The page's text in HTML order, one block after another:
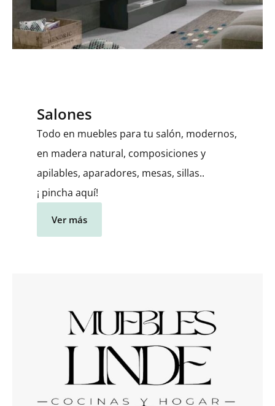
Salones
Todo en muebles para tu salón, modernos,
en madera natural, composiciones y
apilables, aparadores, mesas, sillas..
¡ pincha aquí!
Ver más